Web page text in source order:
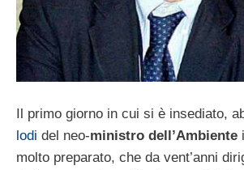
Il primo giorno in cui si è insediato,
lodi del neo-ministro dell’Ambiente
molto preparato, che da vent’anni